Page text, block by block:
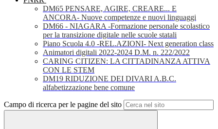
DM65 PENSARE, AGIRE, CREARE... E
ANCORA- Nuove competenze e nuovi linguaggi
DM66 - NIAGARA -Formazione personale scolastico
per la transizione digitale nelle scuole statali
Piano Scuola 4.0 -REL.AZIONI- Next generation class
Animatori digitali 2022-2024 D.M. n. 222/2022
CARING CITIZEN: LA CITTADINANZA ATTIVA
CON LE STEM
DM19 RIDUZIONE DEI DIVARI A.B.C.
alfabetizzazione bene comune
Campo di ricerca per le pagine del sito